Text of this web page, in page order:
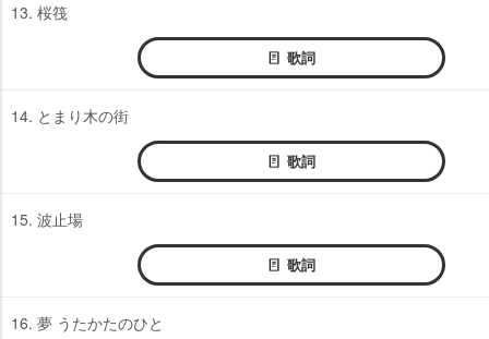
13. 桜筏
歌詞
14. とまり木の街
歌詞
15. 波止場
歌詞
16. 夢 うたかたのひと